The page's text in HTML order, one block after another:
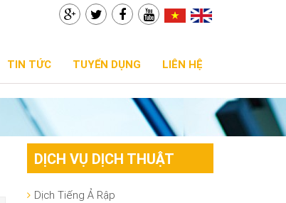
TIN TỨC TUYỂN DỤNG LIÊN HỆ
DỊCH VỤ DỊCH THUẬT
Dịch Tiếng Ả Rập